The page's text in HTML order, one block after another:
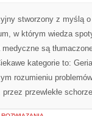
stworzony z myślą
w którym wiedza
są
kategorie to:
rozumieniu
przez przewlekłe